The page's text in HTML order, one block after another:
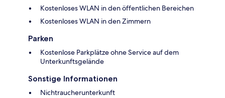
Kostenloses WLAN in den öffentlichen Bereichen
Kostenloses WLAN in den Zimmern
Parken
Kostenlose Parkplätze ohne Service auf dem
Unterkunftsgelände
Sonstige Informationen
Nichtraucherunterkunft